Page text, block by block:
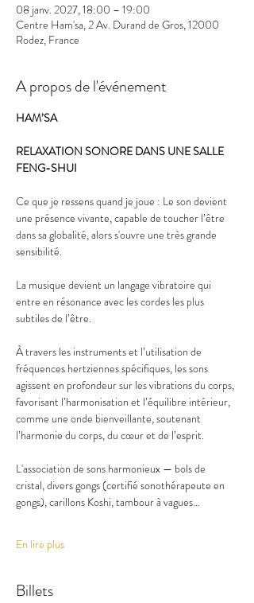
08 janv. 2027, 18:00 – 19:00
Centre Ham'sa, 2 Av. Durand de Gros, 12000
Rodez, France
A propos de l'événement
HAM’SA
RELAXATION SONORE DANS UNE SALLE
FENG-SHUI
Ce que je ressens quand je joue : Le son devient
une présence vivante, capable de toucher l’être
dans sa globalité, alors s'ouvre une très grande
sensibilité.
La musique devient un langage vibratoire qui
entre en résonance avec les cordes les plus
subtiles de l’être.
À travers les instruments et l’utilisation de
fréquences hertziennes spécifiques, les sons
agissent en profondeur sur les vibrations du corps,
favorisant l’harmonisation et l’équilibre intérieur,
comme une onde bienveillante, soutenant
l’harmonie du corps, du cœur et de l’esprit.
L'association de sons harmonieux — bols de
cristal, divers gongs (certifié sonothérapeute en
gongs), carillons Koshi, tambour à vagues…
En lire plus
Billets